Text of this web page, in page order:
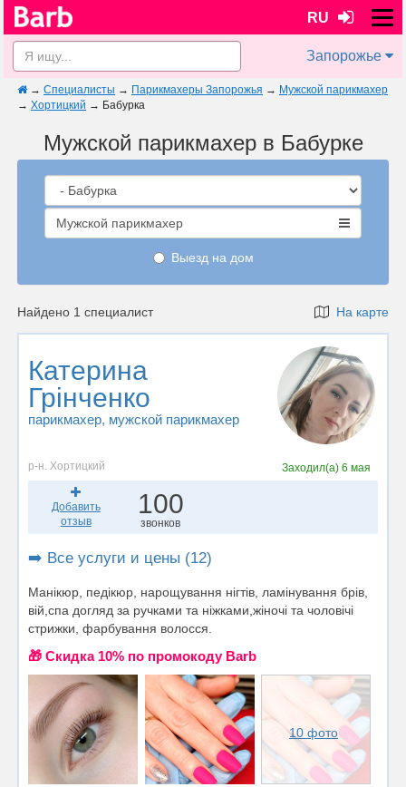
RU
Запорожье
→ Специалисты → Парикмахеры Запорожья → Мужской парикмахер
→ Хортицкий → Бабурка
Мужской парикмахер в Бабурке
Мужской парикмахер
Выезд на дом
Найдено 1 специалист На карте
Катерина
Грінченко
парикмахер, мужской парикмахер
р-н. Хортицкий Заходил(а)6 мая
Добавить
отзыв
100
звонков
➡️ Все услуги и цены (12)
Манікюр, педікюр, нарощування нігтів, ламінування брів,
вій,спа догляд за ручками та ніжками,жіночі та чоловічі
стрижки, фарбування волосся.
🎁 Cкидка 10% по промокоду Barb
10 фото